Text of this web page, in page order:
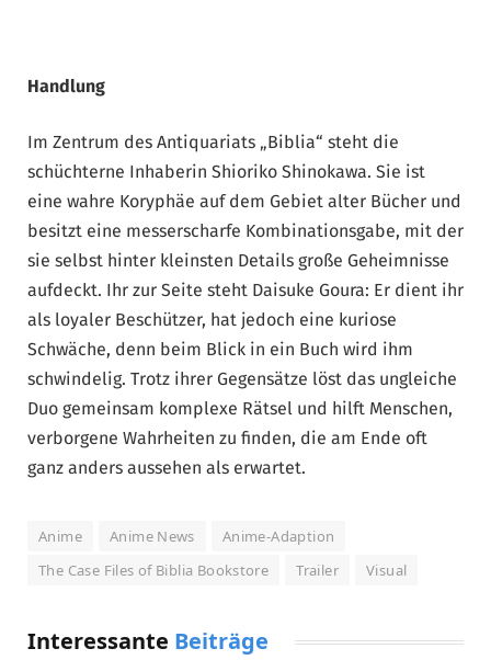
Handlung
Im Zentrum des Antiquariats „Biblia“ steht die
schüchterne Inhaberin Shioriko Shinokawa. Sie ist
eine wahre Koryphäe auf dem Gebiet alter Bücher und
besitzt eine messerscharfe Kombinationsgabe, mit der
sie selbst hinter kleinsten Details große Geheimnisse
aufdeckt. Ihr zur Seite steht Daisuke Goura: Er dient ihr
als loyaler Beschützer, hat jedoch eine kuriose
Schwäche, denn beim Blick in ein Buch wird ihm
schwindelig. Trotz ihrer Gegensätze löst das ungleiche
Duo gemeinsam komplexe Rätsel und hilft Menschen,
verborgene Wahrheiten zu finden, die am Ende oft
ganz anders aussehen als erwartet.
Anime Anime News
Anime-Adaption
The Case Files of Biblia Bookstore
Trailer Visual
Interessante Beiträge